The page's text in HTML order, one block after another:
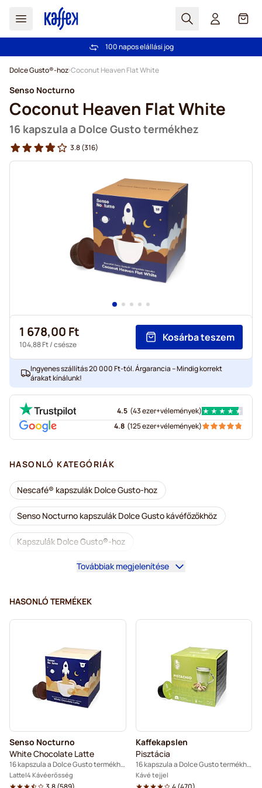
Search Cart
Ingyenes szállítás 20 000 Ft-tól
100 napos elállási jog
Dolce Gusto®-hoz Coconut Heaven Flat White
Senso Nocturno
Coconut Heaven Flat White
16 kapszula a Dolce Gusto termékhez
3.8(316)
1 678,00 Ft
104,88 Ft/ csésze
Kosárba teszem
Ingyenes szállítás 20 000 Ft-tól. Árgarancia – Mindig korrekt
árakat kínálunk!
4.5 (43 ezer+vélemények)
4.8 (125 ezer+vélemények)
HASONLÓ KATEGÓRIÁK
Nescafé® kapszulák Dolce Gusto-hoz
Senso Nocturno kapszulák Dolce Gusto kávéfőzőkhöz
Kapszulák Dolce Gusto®-hoz
Kávégépek a Dolce Gusto®-hoz
Koffeinmentes kávé Dolce Gusto kávéfőzőkhöz
Vízkőoldás és tisztítás Dolce Gusto-hoz
Segafredo kapszulák Dolce Gusto kávéfőzőkhöz
Café René kapszulák Dolce Gusto kávéfőzőkhöz
Dolce Vita kapszulák Dolce Gusto kávéfőzőkhöz
Gimoka kapszulák Dolce Gusto kávéfőzőkhöz
Továbbiak megjelenítése
HASONLÓ TERMÉKEK
Senso Nocturno
White Chocolate Latte
16 kapszula a Dolce Gusto termékhez
Latte 4 Kávéerősség
Kaffekapslen
Pisztácia
16 kapszula a Dolce Gusto termékhez
Kávé tejjel